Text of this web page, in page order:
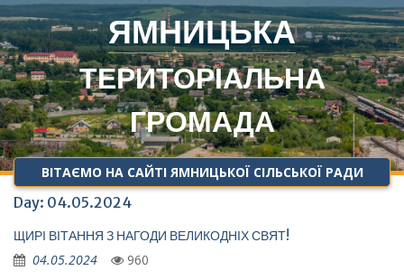
ЯМНИЦЬКА
ТЕРИТОРІАЛЬНА
ГРОМАДА
ВІТАЄМО НА САЙТІ ЯМНИЦЬКОЇ СІЛЬСЬКОЇ РАДИ
Day: 04.05.2024
ЩИРІ ВІТАННЯ З НАГОДИ ВЕЛИКОДНІХ СВЯТ!
04.05.2024 960